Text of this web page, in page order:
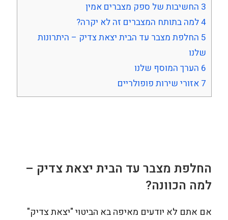
3 החשיבות של ספק מצברים אמין
4למה בתותח המצברים זה לא יקרה?
5 החלפת מצבר עד הבית יצאת צדיק – היתרונות
שלנו
6 הערך המוסף שלנו
7 אזורי שירות פופולריים
החלפת מצבר עד הבית יצאת צדיק –
למה הכוונה?
אם אתם לא יודעים מאיפה בא הביטוי "יצאת צדיק"